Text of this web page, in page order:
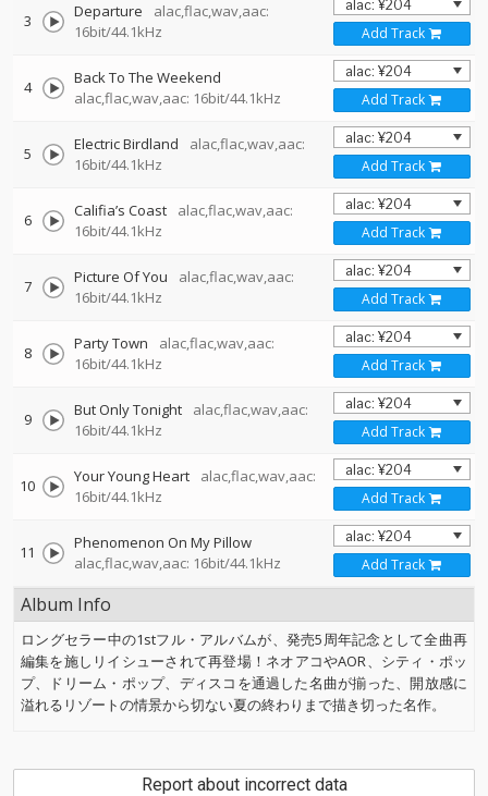
3 Departure
alac,flac,wav,aac:
16bit/44.1kHz
Add Track
4
Back To The Weekend
alac,flac,wav,aac: 16bit/44.1kHz
Add Track
5 Electric Birdland
alac,flac,wav,aac:
16bit/44.1kHz
Add Track
6 Califia’s Coast
alac,flac,wav,aac:
16bit/44.1kHz
Add Track
7 Picture Of You
alac,flac,wav,aac:
16bit/44.1kHz
Add Track
8 Party Town
alac,flac,wav,aac:
16bit/44.1kHz
Add Track
9 But Only Tonight
alac,flac,wav,aac:
16bit/44.1kHz
Add Track
10 Your Young Heart
alac,flac,wav,aac:
16bit/44.1kHz
Add Track
11
Phenomenon On My Pillow
alac,flac,wav,aac: 16bit/44.1kHz
Add Track
Album Info
ロングセラー中の1stフル・アルバムが、発売5周年記念として全曲再
編集を施しリイシューされて再登場！ネオアコやAOR、シティ・ポッ
プ、ドリーム・ポップ、ディスコを通過した名曲が揃った、開放感に
溢れるリゾートの情景から切ない夏の終わりまで描き切った名作。
Report about incorrect data